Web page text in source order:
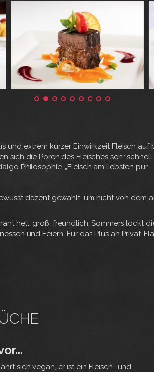
und extrem kurzer Einwirkzeit Fleisch
sich die Poren des Fleisches sehr
Philosophie: „Fleisch am liebsten pur.“
dezent gewählt, um nicht von dem
hell, groß, freundlich. Sommers lockt
und Feiern. Für das Plus an Privat-
sich vegan, er ist ein Fleisch- und